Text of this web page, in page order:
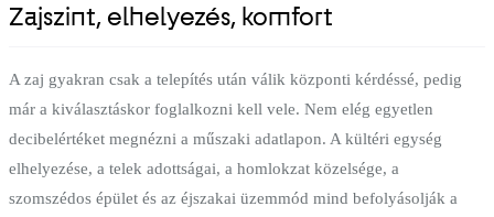
Zajszint, elhelyezés, komfort
A zaj gyakran csak a telepítés után válik központi kérdéssé, pedig
már a kiválasztáskor foglalkozni kell vele. Nem elég egyetlen
decibelértéket megnézni a műszaki adatlapon. A kültéri egység
elhelyezése, a telek adottságai, a homlokzat közelsége, a
szomszédos épület és az éjszakai üzemmód mind befolyásolják a